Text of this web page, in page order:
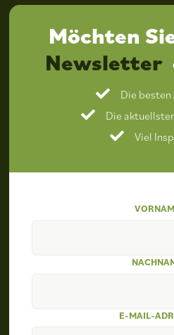
Möchten
Newsletter
Die
Die
Viel
E-MAIL-